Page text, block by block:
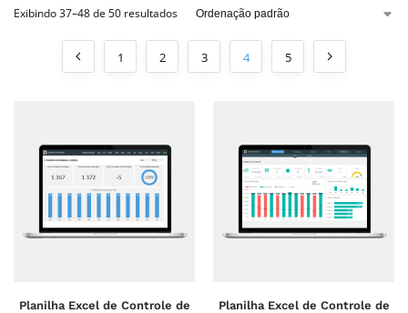
Exibindo 37–48 de 50 resultados
1 2 3 4 5
Planilha Excel de Controle de
Planilha Excel de Controle de